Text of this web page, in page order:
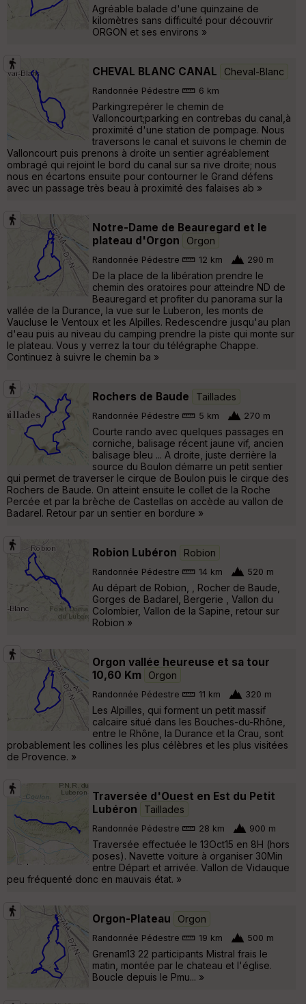
Agréable balade d'une quinzaine de
kilomètres sans difficulté pour découvrir
ORGON et ses environs »
CHEVAL BLANC CANAL Cheval-Blanc
Randonnée Pédestre 6 km
Parking:repérer le chemin de
Valloncourt;parking en contrebas du canal,à
proximité d'une station de pompage. Nous
traversons le canal et suivons le chemin de
Valloncourt puis prenons à droite un sentier agréablement
ombragé qui rejoint le bord du canal sur sa rive droite; nous
nous en écartons ensuite pour contourner le Grand défens
avec un passage très beau à proximité des falaises ab »
Notre-Dame de Beauregard et le
plateau d'Orgon
Orgon
Randonnée Pédestre 12 km 290 m
De la place de la libération prendre le
chemin des oratoires pour atteindre ND de
Beauregard et profiter du panorama sur la
vallée de la Durance, la vue sur le Luberon, les monts de
Vaucluse le Ventoux et les Alpilles. Redescendre jusqu'au plan
d'eau puis au niveau du camping prendre la piste qui monte sur
le plateau. Vous y verrez la tour du télégraphe Chappe.
Continuez à suivre le chemin ba »
Rochers de Baude Taillades
Randonnée Pédestre 5 km 270 m
Courte rando avec quelques passages en
corniche, balisage récent jaune vif, ancien
balisage bleu ... A droite, juste derrière la
source du Boulon démarre un petit sentier
qui permet de traverser le cirque de Boulon puis le cirque des
Rochers de Baude. On atteint ensuite le collet de la Roche
Percée et par la brèche de Castellas on accède au vallon de
Badarel. Retour par un sentier en bordure »
Robion Lubéron Robion
Randonnée Pédestre 14 km 520 m
Au départ de Robion, , Rocher de Baude,
Gorges de Badarel, Bergerie , Vallon du
Colombier, Vallon de la Sapine, retour sur
Robion »
Orgon vallée heureuse et sa tour
10,60 Km
Orgon
Randonnée Pédestre 11 km 320 m
Les Alpilles, qui forment un petit massif
calcaire situé dans les Bouches-du-Rhône,
entre le Rhône, la Durance et la Crau, sont
probablement les collines les plus célèbres et les plus visitées
de Provence. »
Traversée d'Ouest en Est du Petit
Lubéron
Taillades
Randonnée Pédestre 28 km 900 m
Traversée effectuée le 13Oct15 en 8H (hors
poses). Navette voiture à organiser 30Min
entre Départ et arrivée. Vallon de Vidauque
peu fréquenté donc en mauvais état. »
Orgon-Plateau Orgon
Randonnée Pédestre 19 km 500 m
Grenam13 22 participants Mistral frais le
matin, montée par le chateau et l'église.
Boucle depuis le Pmu... »